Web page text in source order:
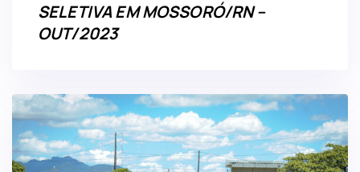
SELETIVA EM MOSSORÓ/RN –
OUT/2023